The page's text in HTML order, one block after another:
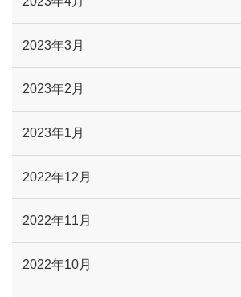
2023年3月
2023年2月
2023年1月
2022年12月
2022年11月
2022年10月